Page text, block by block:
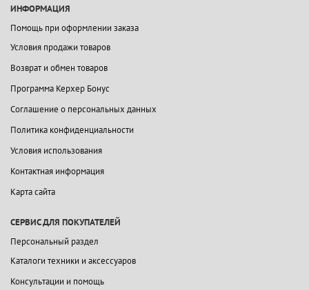
ИНФОРМАЦИЯ
Помощь при оформлении заказа
Условия продажи товаров
Возврат и обмен товаров
Программа Керхер Бонус
Соглашение о персональных данных
Политика конфиденциальности
Условия использования
Контактная информация
Карта сайта
СЕРВИС ДЛЯ ПОКУПАТЕЛЕЙ
Персональный раздел
Каталоги техники и аксессуаров
Консультации и помощь